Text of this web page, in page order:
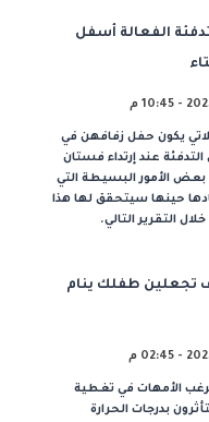
الفعالة أسفل
يكون حفل زفافهن في
عند إرتداء فستان
بعض الأمور البسيطة التي
حينها سيتحقق لها هذا
التقرير التالي.
تجعلين طفلك ينام
الأمهات في تغطية
بدرجات الحرارة